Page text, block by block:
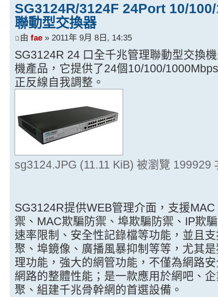
SG3124R/3124F 24Port 10/
聯動型交換器
由 fae » 2011年 9月 8日, 14:35
SG3124R 24 口全千兆管理聯動型交換
機產品，它提供了24個10/100/
正反線自我調整。
sg3124.JPG (11.11 KiB) 被瀏覽 199929
SG3124R提供WEB管理介面，支援
禦、MAC欺騙防禦、埠欺騙防禦、IP欺
速率限制、安全性記錄檔等功能，並且
聚、埠鏡像、廣播風暴抑制等等，尤其
理功能，強大的網管功能，不僅為網路
網路的整體性能；是一款應用於網吧、
聚、組建千兆骨幹網的首選設備。